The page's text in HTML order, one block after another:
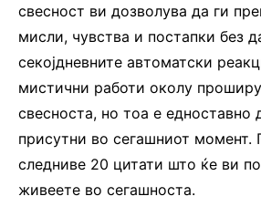
свесност ви дозволува да ги
мисли, чувства и постапки без
секојдневните автоматски
мистични работи околу
свесноста, но тоа е едноставно
присутни во сегашниот момент.
следниве 20 цитати што ќе ви
живеете во сегашноста.